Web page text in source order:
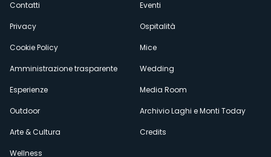
Contatti
Privacy
Cookie Policy
Amministrazione trasparente
Esperienze
Outdoor
Arte & Cultura
Wellness
Eventi
Ospitalità
Mice
Wedding
Media Room
Archivio Laghi e Monti Today
Credits